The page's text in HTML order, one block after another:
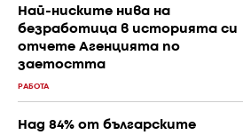
Най-ниските нива на
безработица в историята си
отчете Агенцията по
заетостта
РАБОТА
Над 84% от българските